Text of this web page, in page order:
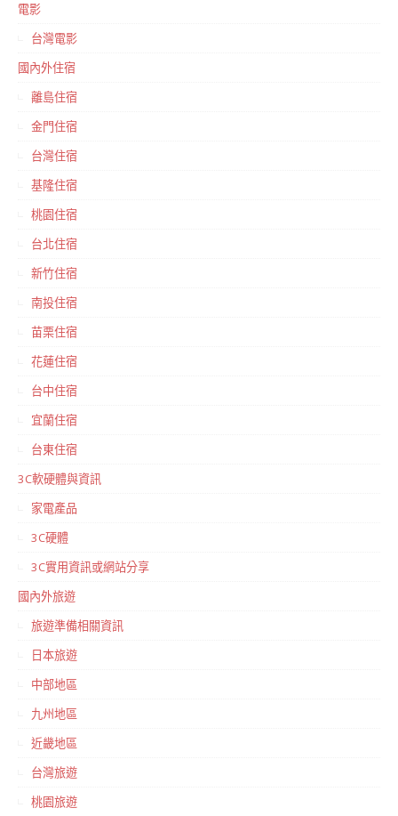
電影
台灣電影
國內外住宿
離島住宿
金門住宿
台灣住宿
基隆住宿
桃園住宿
台北住宿
新竹住宿
南投住宿
苗栗住宿
花蓮住宿
台中住宿
宜蘭住宿
台東住宿
3C軟硬體與資訊
家電產品
3C硬體
3C實用資訊或網站分享
國內外旅遊
旅遊準備相關資訊
日本旅遊
中部地區
九州地區
近畿地區
台灣旅遊
桃園旅遊